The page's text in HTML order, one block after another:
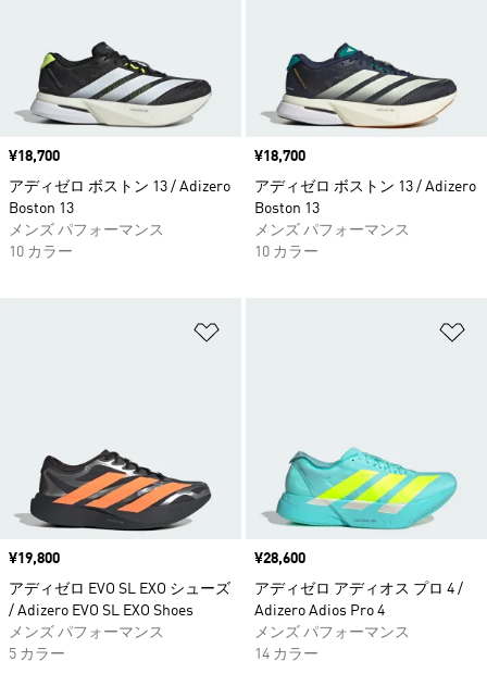
価格
¥18,700
アディゼロ ボストン 13 / Adizero
Boston 13
メンズ パフォーマンス
10 カラー
価格
¥18,700
アディゼロ ボストン 13 / Adizero
Boston 13
メンズ パフォーマンス
10 カラー
価格
¥19,800
アディゼロ EVO SL EXO シューズ
/ Adizero EVO SL EXO Shoes
メンズ パフォーマンス
5 カラー
価格
¥28,600
アディゼロ アディオス プロ 4 /
Adizero Adios Pro 4
メンズ パフォーマンス
14 カラー